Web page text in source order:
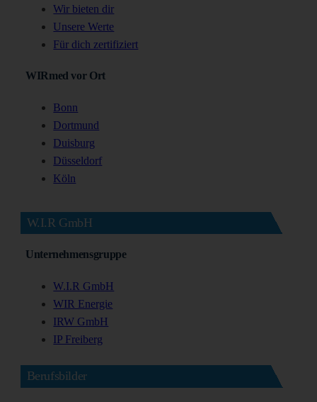
Wir bieten dir
Unsere Werte
Für dich zertifiziert
WIRmed vor Ort
Bonn
Dortmund
Duisburg
Düsseldorf
Köln
W.I.R GmbH
Unternehmensgruppe
W.I.R GmbH
WIR Energie
IRW GmbH
IP Freiberg
Berufsbilder